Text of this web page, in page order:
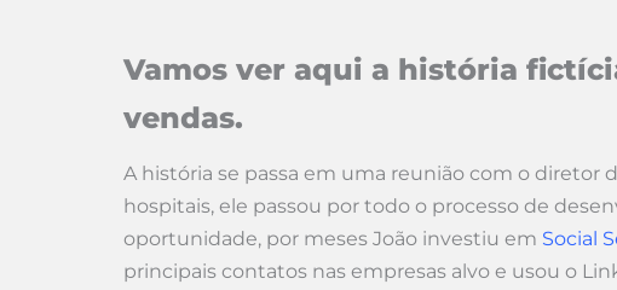
Vamos ver aqui a história
vendas.
A história se passa em uma reunião com o diretor
hospitais, ele passou por todo o processo de
oportunidade, por meses João investiu em Social
principais contatos nas empresas alvo e usou o